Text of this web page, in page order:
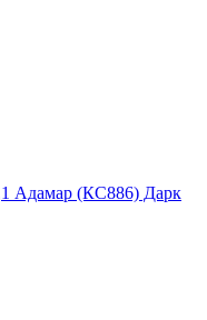
Адамар (КС886) Дарк